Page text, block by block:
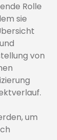
Rolle
sie
von
um